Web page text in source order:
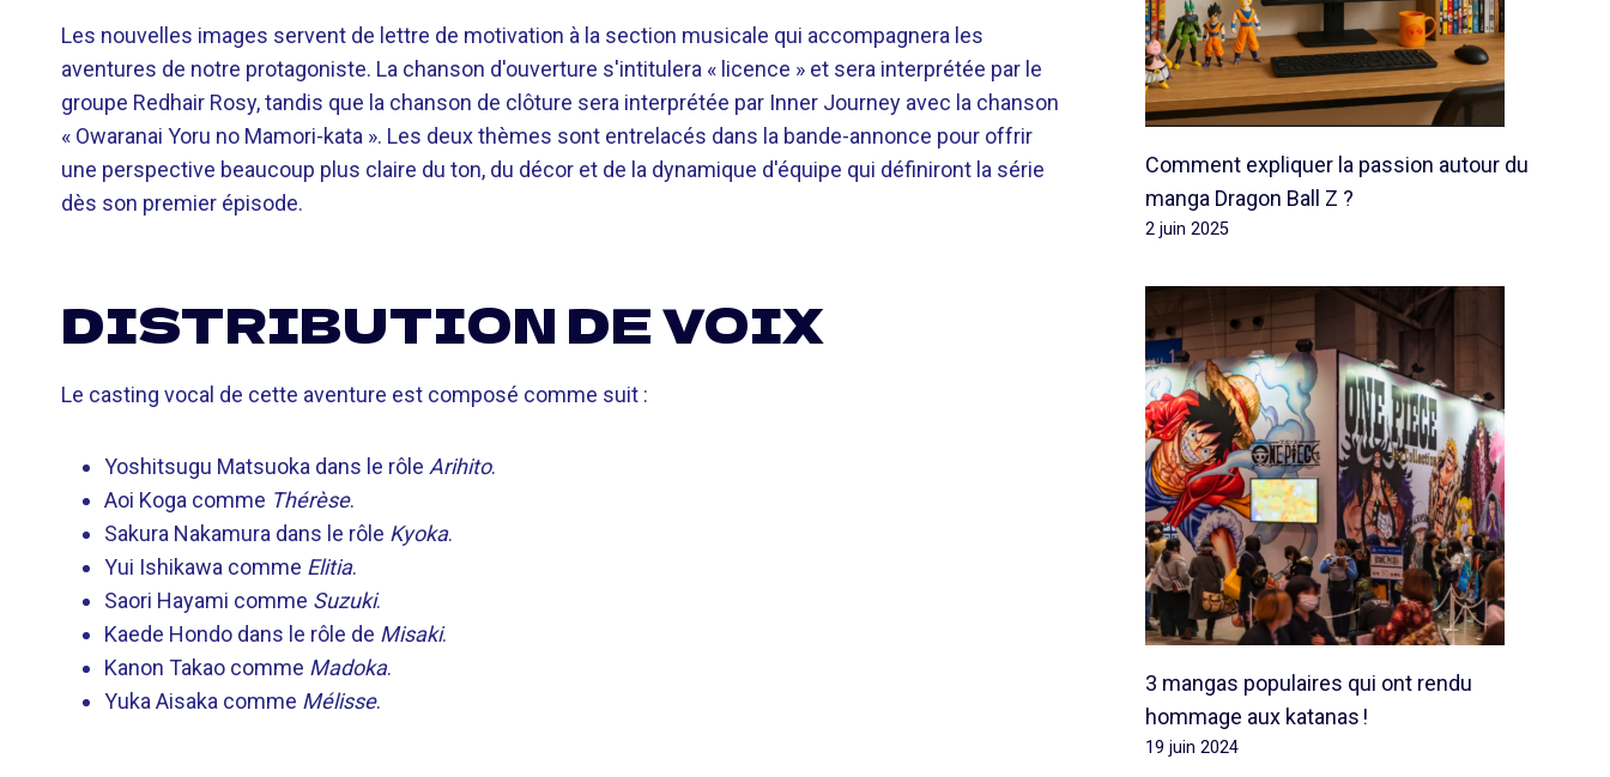
Les nouvelles images servent de lettre de motivation à la section musicale qui accompagnera les
aventures de notre protagoniste. La chanson d'ouverture s'intitulera « licence » et sera interprétée par le
groupe Redhair Rosy, tandis que la chanson de clôture sera interprétée par Inner Journey avec la chanson
« Owaranai Yoru no Mamori-kata ». Les deux thèmes sont entrelacés dans la bande-annonce pour offrir
une perspective beaucoup plus claire du ton, du décor et de la dynamique d'équipe qui définiront la série
dès son premier épisode.
DISTRIBUTION DE VOIX
Le casting vocal de cette aventure est composé comme suit :
Yoshitsugu Matsuoka dans le rôle Arihito.
Aoi Koga comme Thérèse.
Sakura Nakamura dans le rôle Kyoka.
Yui Ishikawa comme Elitia.
Saori Hayami comme Suzuki.
Kaede Hondo dans le rôle de Misaki.
Kanon Takao comme Madoka.
Yuka Aisaka comme Mélisse.
Comment expliquer la passion autour du
manga Dragon Ball Z ?
2 juin 2025
3 mangas populaires qui ont rendu
hommage aux katanas !
19 juin 2024